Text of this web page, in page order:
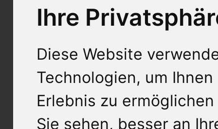
Ihre
Diese Website
Technologien, um
Erlebnis zu
Sie sehen, besser an